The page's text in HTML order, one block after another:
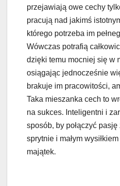
przejawiają owe cechy
pracują nad jakimś
którego potrzeba im
Wówczas potrafią
dzięki temu mocniej się w
osiągając jednocześnie
brakuje im pracowitości,
Taka mieszanka cech to
na sukces. Inteligentni i
sposób, by połączyć
sprytnie i małym
majątek.